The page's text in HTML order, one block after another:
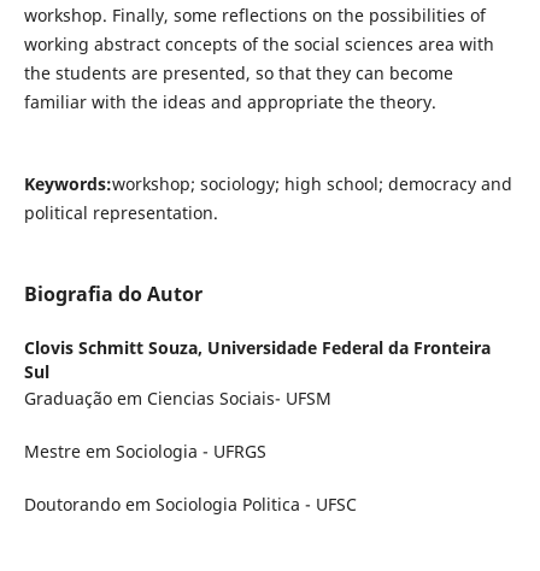
workshop. Finally, some reflections on the possibilities of
working abstract concepts of the social sciences area with
the students are presented, so that they can become
familiar with the ideas and appropriate the theory.
Keywords:workshop; sociology; high school; democracy and
political representation.
Biografia do Autor
Clovis Schmitt Souza, Universidade Federal da Fronteira
Sul
Graduação em Ciencias Sociais- UFSM
Mestre em Sociologia - UFRGS
Doutorando em Sociologia Politica - UFSC